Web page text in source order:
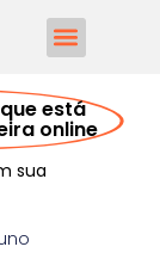
está
online
sua